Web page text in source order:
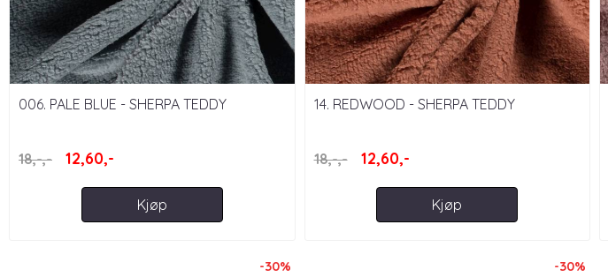
006. PALE BLUE - SHERPA TEDDY
18,-,- 12,60,-
Kjøp
14. REDWOOD - SHERPA TEDDY
18,-,- 12,60,-
Kjøp
-30% -30%